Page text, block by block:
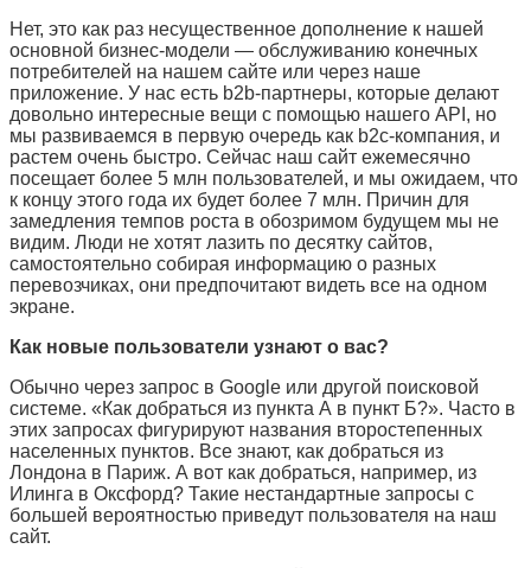
Нет, это как раз несущественное дополнение к нашей
основной бизнес-модели — обслуживанию конечных
потребителей на нашем сайте или через наше
приложение. У нас есть b2b-партнеры, которые делают
довольно интересные вещи с помощью нашего API, но
мы развиваемся в первую очередь как b2c-компания, и
растем очень быстро. Сейчас наш сайт ежемесячно
посещает более 5 млн пользователей, и мы ожидаем, что
к концу этого года их будет более 7 млн. Причин для
замедления темпов роста в обозримом будущем мы не
видим. Люди не хотят лазить по десятку сайтов,
самостоятельно собирая информацию о разных
перевозчиках, они предпочитают видеть все на одном
экране.
Как новые пользователи узнают о вас?
Обычно через запрос в Google или другой поисковой
системе. «Как добраться из пункта А в пункт Б?». Часто в
этих запросах фигурируют названия второстепенных
населенных пунктов. Все знают, как добраться из
Лондона в Париж. А вот как добраться, например, из
Илинга в Оксфорд? Такие нестандартные запросы с
большей вероятностью приведут пользователя на наш
сайт.